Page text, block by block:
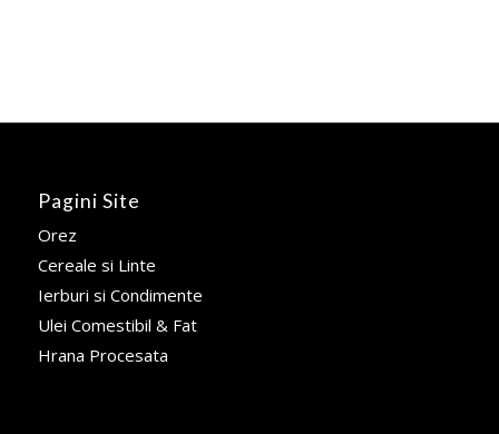
Pagini Site
Orez
Cereale si Linte
Ierburi si Condimente
Ulei Comestibil & Fat
Hrana Procesata